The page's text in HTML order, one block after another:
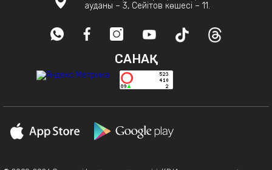
ауданы – 3, Сейітов көшесі – 11.
САНАҚ